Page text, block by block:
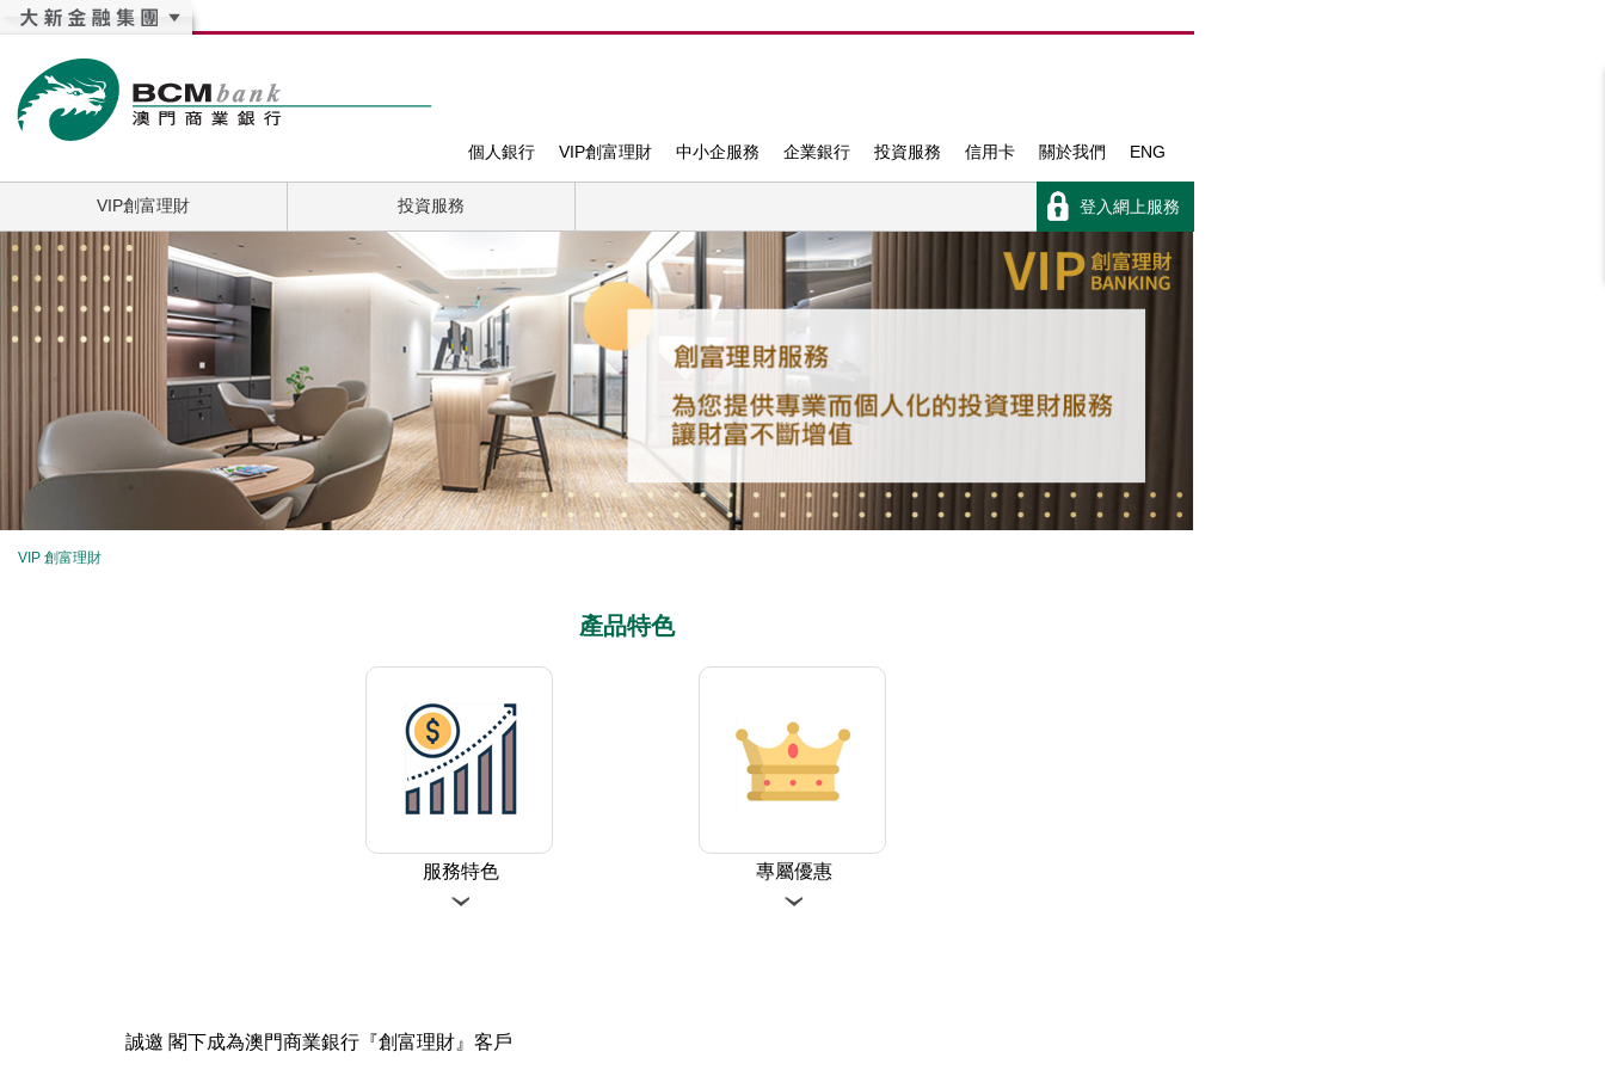
個人銀行 VIP創富理財 中小企服務 企業銀行 投資服務 信用卡 關於我們 ENG
VIP創富理財 投資服務 登入網上服務
VIP 創富理財
產品特色
服務特色 專屬優惠
誠邀 閣下成為澳門商業銀行『創富理財』客戶